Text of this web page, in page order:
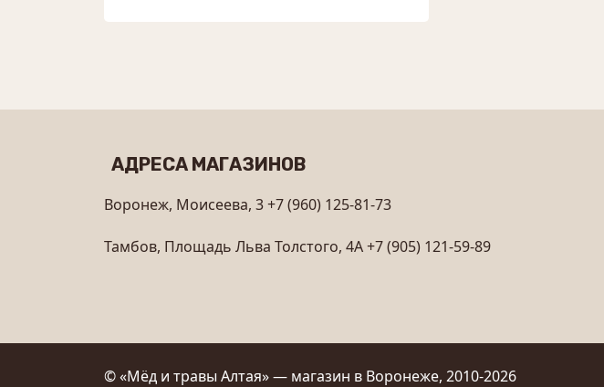
АДРЕСА МАГАЗИНОВ
Воронеж, Моисеева, 3+7 (960) 125-81-73
Тамбов, Площадь Льва Толстого, 4А+7 (905) 121-59-89
© «Мёд и травы Алтая» — магазин в Воронеже, 2010-2026